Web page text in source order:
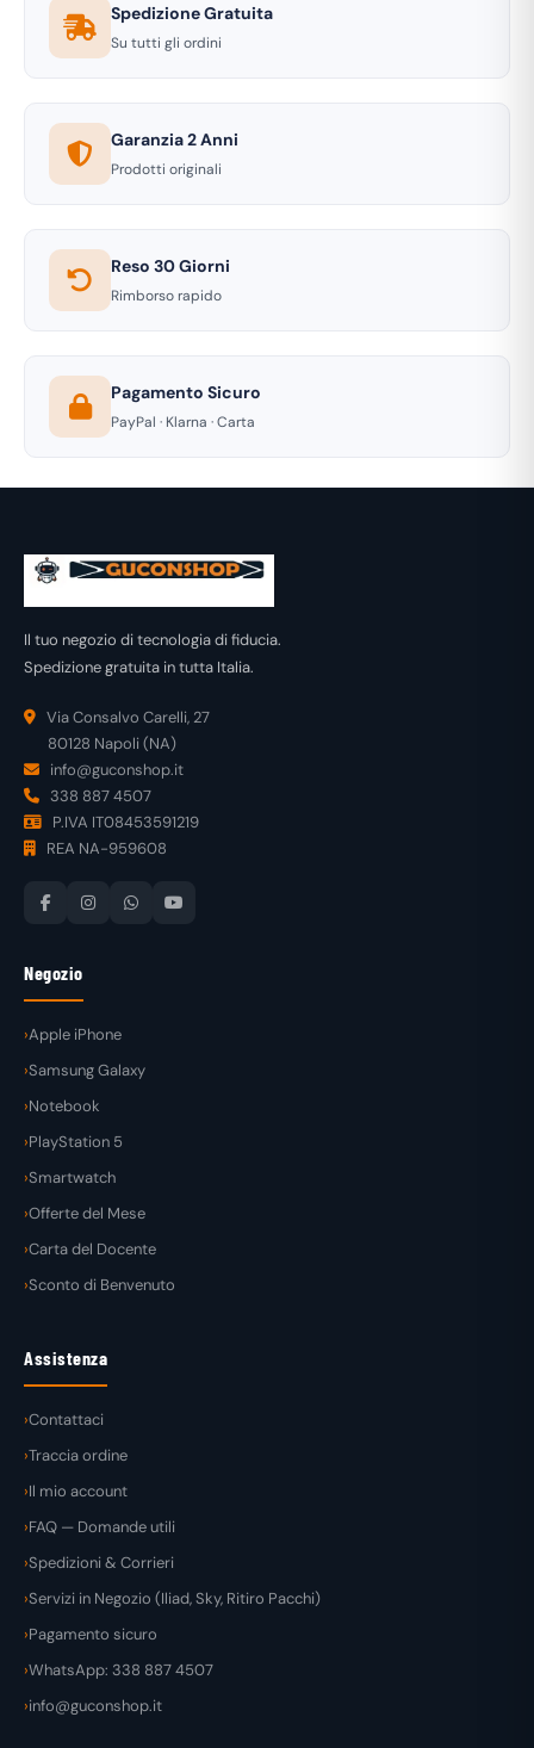
Spedizione Gratuita
Su tutti gli ordini
Garanzia 2 Anni
Prodotti originali
Reso 30 Giorni
Rimborso rapido
Pagamento Sicuro
PayPal · Klarna · Carta
Il tuo negozio di tecnologia di fiducia.
Spedizione gratuita in tutta Italia.
Via Consalvo Carelli, 27
80128 Napoli (NA)
info@guconshop.it
338 887 4507
P.IVA IT08453591219
REA NA-959608
Negozio
Apple iPhone
Samsung Galaxy
Notebook
PlayStation 5
Smartwatch
Offerte del Mese
Carta del Docente
Sconto di Benvenuto
Assistenza
Contattaci
Traccia ordine
Il mio account
FAQ — Domande utili
Spedizioni & Corrieri
Servizi in Negozio (Iliad, Sky, Ritiro Pacchi)
Pagamento sicuro
WhatsApp: 338 887 4507
info@guconshop.it